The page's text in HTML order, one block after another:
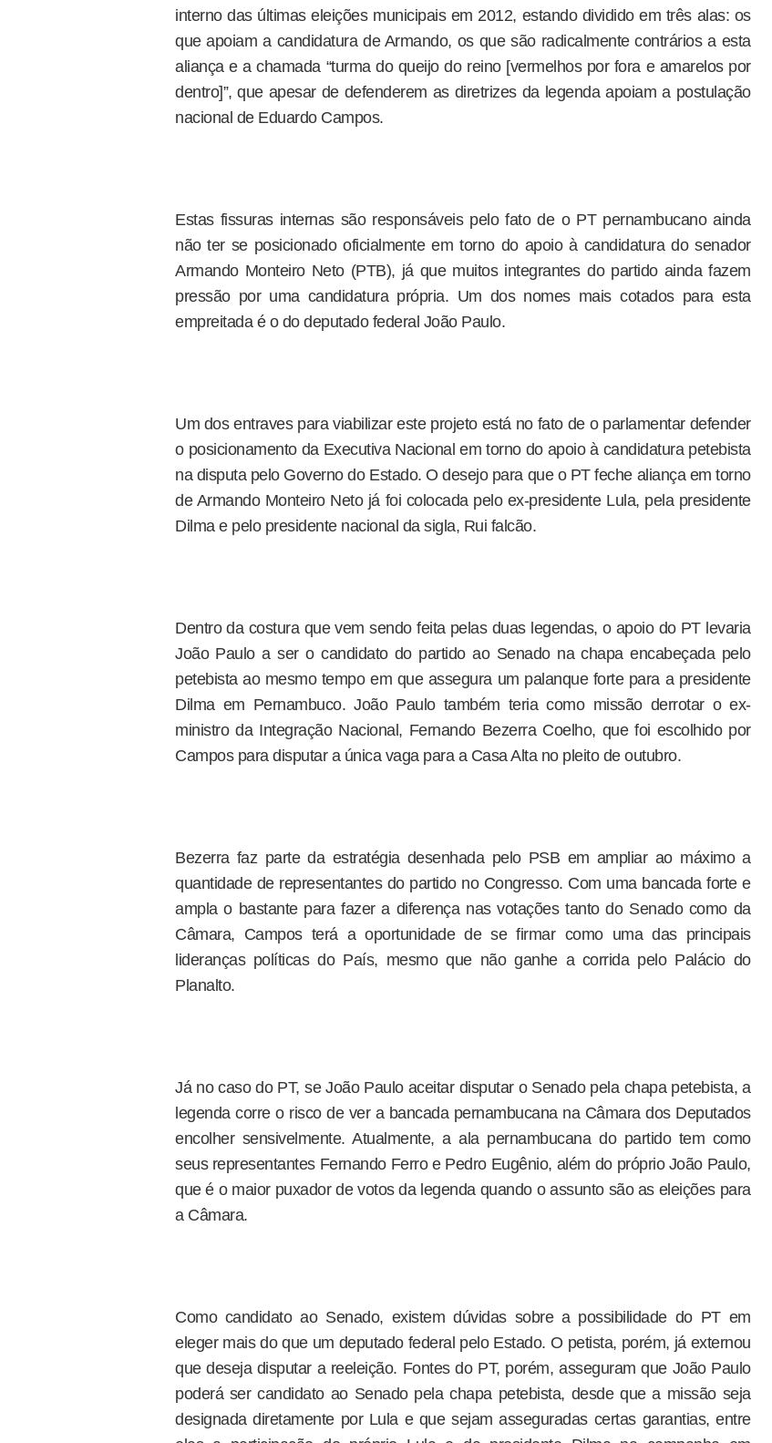
interno das últimas eleições municipais em 2012, estando dividido em três alas: os
que apoiam a candidatura de Armando, os que são radicalmente contrários a esta
aliança e a chamada “turma do queijo do reino [vermelhos por fora e amarelos por
dentro]”, que apesar de defenderem as diretrizes da legenda apoiam a postulação
nacional de Eduardo Campos.
Estas fissuras internas são responsáveis pelo fato de o PT pernambucano ainda
não ter se posicionado oficialmente em torno do apoio à candidatura do senador
Armando Monteiro Neto (PTB), já que muitos integrantes do partido ainda fazem
pressão por uma candidatura própria. Um dos nomes mais cotados para esta
empreitada é o do deputado federal João Paulo.
Um dos entraves para viabilizar este projeto está no fato de o parlamentar defender
o posicionamento da Executiva Nacional em torno do apoio à candidatura petebista
na disputa pelo Governo do Estado. O desejo para que o PT feche aliança em torno
de Armando Monteiro Neto já foi colocada pelo ex-presidente Lula, pela presidente
Dilma e pelo presidente nacional da sigla, Rui falcão.
Dentro da costura que vem sendo feita pelas duas legendas, o apoio do PT levaria
João Paulo a ser o candidato do partido ao Senado na chapa encabeçada pelo
petebista ao mesmo tempo em que assegura um palanque forte para a presidente
Dilma em Pernambuco. João Paulo também teria como missão derrotar o ex-
ministro da Integração Nacional, Fernando Bezerra Coelho, que foi escolhido por
Campos para disputar a única vaga para a Casa Alta no pleito de outubro.
Bezerra faz parte da estratégia desenhada pelo PSB em ampliar ao máximo a
quantidade de representantes do partido no Congresso. Com uma bancada forte e
ampla o bastante para fazer a diferença nas votações tanto do Senado como da
Câmara, Campos terá a oportunidade de se firmar como uma das principais
lideranças políticas do País, mesmo que não ganhe a corrida pelo Palácio do
Planalto.
Já no caso do PT, se João Paulo aceitar disputar o Senado pela chapa petebista, a
legenda corre o risco de ver a bancada pernambucana na Câmara dos Deputados
encolher sensivelmente. Atualmente, a ala pernambucana do partido tem como
seus representantes Fernando Ferro e Pedro Eugênio, além do próprio João Paulo,
que é o maior puxador de votos da legenda quando o assunto são as eleições para
a Câmara.
Como candidato ao Senado, existem dúvidas sobre a possibilidade do PT em
eleger mais do que um deputado federal pelo Estado. O petista, porém, já externou
que deseja disputar a reeleição. Fontes do PT, porém, asseguram que João Paulo
poderá ser candidato ao Senado pela chapa petebista, desde que a missão seja
designada diretamente por Lula e que sejam asseguradas certas garantias, entre